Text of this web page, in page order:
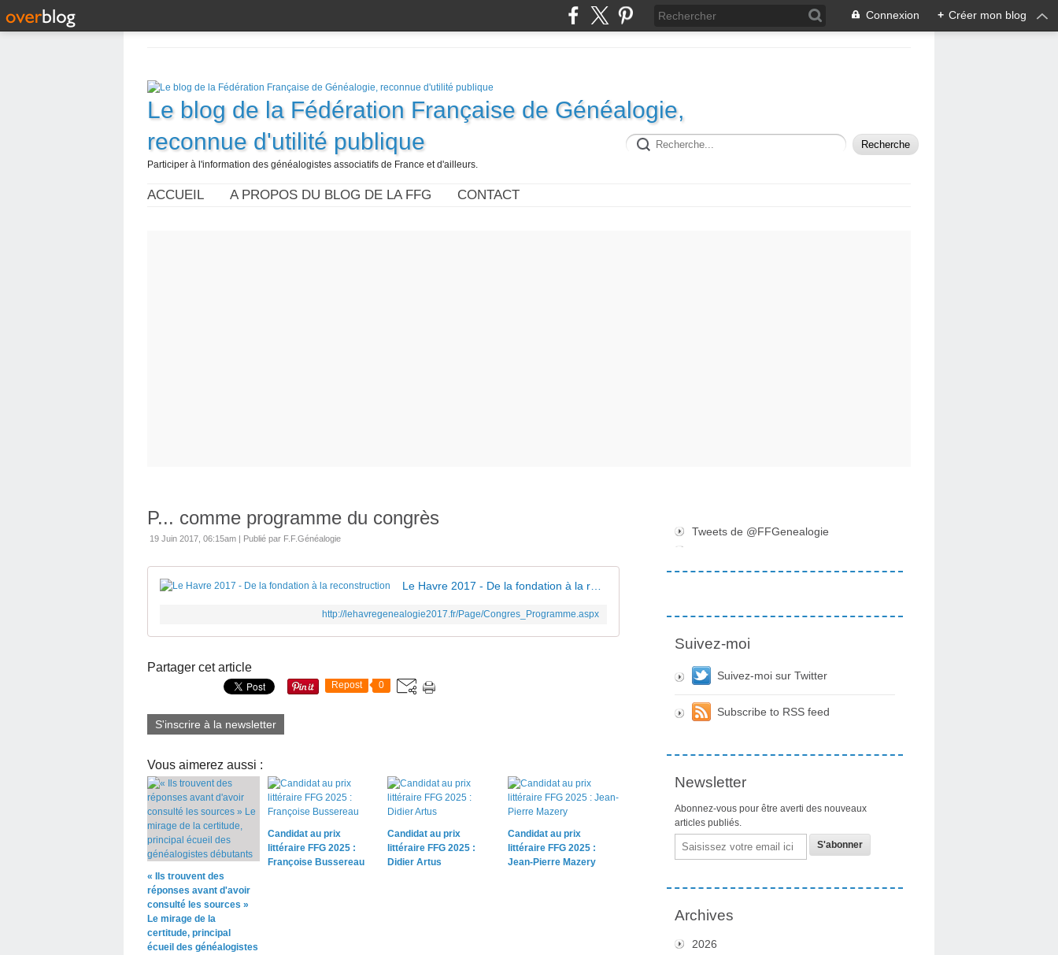
Connexion + Créer mon blog
Le blog de la Fédération Française de Généalogie,
reconnue d'utilité publique
Participer à l'information des généalogistes associatifs de France et d'ailleurs.
ACCUEIL A PROPOS DU BLOG DE LA FFG CONTACT
P... comme programme du congrès
19 Juin 2017, 06:15am | Publié par F.F.Généalogie
http://lehavregenealogie2017.fr/Page/Congres_Programme.aspx
Partager cet article
Repost 0
S'inscrire à la newsletter
Vous aimerez aussi :
« Ils trouvent des
réponses avant d'avoir
consulté les sources »
Le mirage de la
certitude, principal
écueil des généalogistes
Candidat au prix
littéraire FFG 2025 :
Françoise Bussereau
Candidat au prix
littéraire FFG 2025 :
Didier Artus
Candidat au prix
littéraire FFG 2025 :
Jean-Pierre Mazery
Tweets de @FFGenealogie
Suivez-moi
Suivez-moi sur Twitter
Subscribe to RSS feed
Newsletter
Abonnez-vous pour être averti des nouveaux
articles publiés.
Email
Archives
2026